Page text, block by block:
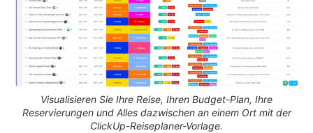
Visualisieren Sie Ihre Reise, Ihren Budget-Plan, Ihre
Reservierungen und Alles dazwischen an einem Ort mit der
ClickUp-Reiseplaner-Vorlage.